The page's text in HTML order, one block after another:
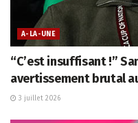
A-LA-UNE
“C’est insuffisant !”
avertissement brutal
3 juillet 2026